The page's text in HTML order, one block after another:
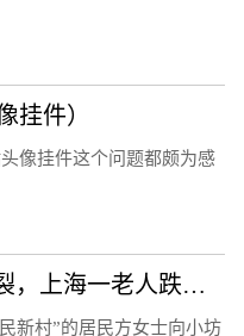
挂件）
像挂件这个问题都颇为感
楼道内无障碍扶手突然断裂，上海一老人跌下台阶右手骨折，责任谁担？
新村”的居民方女士向小坊